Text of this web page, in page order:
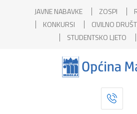
JAVNE NABAVKE ZOSPI
KONKURSI
CIVILNO
STUDENTSKO LJETO